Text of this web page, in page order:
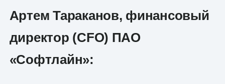
Артем Тараканов, финансовый
директор (CFO) ПАО
«Софтлайн»: